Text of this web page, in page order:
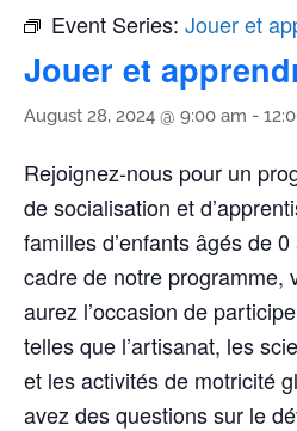
Event Series: Jouer et
Jouer et
August 28, 2024 @ 9:00 am -
Rejoignez-nous pour un
de socialisation et
familles d’enfants âgés de
cadre de notre programme,
aurez l’occasion de
telles que l’artisanat, les
et les activités de motricité
avez des questions sur le